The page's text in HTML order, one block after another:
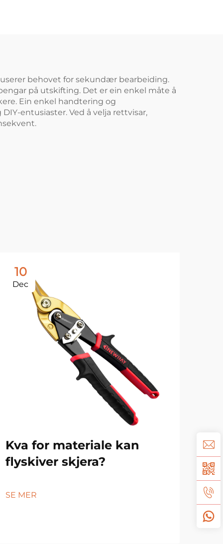
behovet for sekundær bearbeiding.
på utskifting. Det er ein enkel måte å
Ein enkel handtering og
entusiaster. Ved å velja rettvisar,
10
Dec
Kva for materiale kan
flyskiver skjera?
SE MER SE